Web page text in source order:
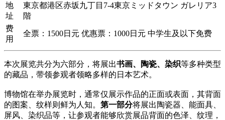
地
址
東京都港区赤坂九丁目7-4東京ミッドタウン ガレリア3
階
费
用
全票：1500日元 优惠票：1000日元 中学生及以下免费
本次展览共分为六部分，将展出书画、陶瓷、染织等多种类型
的藏品，带领参观者领略多样的日本艺术。
博物馆在举办展览时，通常仅展示作品的正面或表面，其背面
的图案、纹样则鲜为人知。 第一部分将展出陶瓷器、能面具、
屏风、染织品等，让参观者能够欣赏展品背面的色泽、纹理，